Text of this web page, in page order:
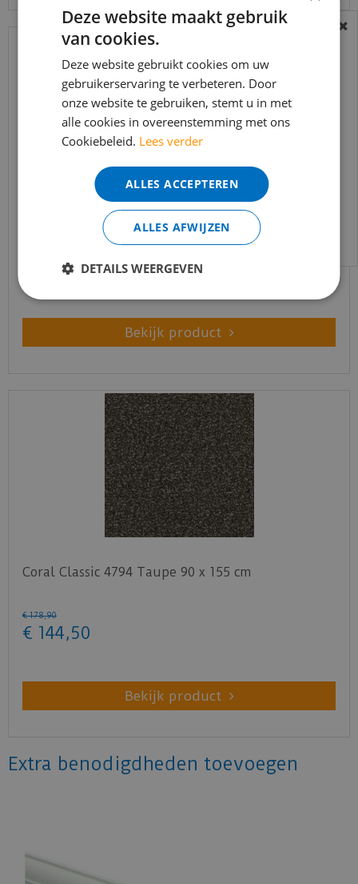
Coral Classic 4750 Warm Black 90 x 155 cm
144,50
Bekijk product
Coral Classic 4794 Taupe 90 x 155 cm
€ 178,90
€ 144,50
Bekijk product
Extra benodigdheden toevoegen
BEREIKBAARHEID
In verband met de vakantie periode zijn wij
t/m 14 augustus telefonisch helaas niet
bereikbaar.
Bestelling worden uiteraard verwerkt
echter iets minder snel dan wat je van ons
gewend bent.
Voor vragen kan je ons bereiken via
info@merkvloerenwinkel.nl
Deze website maakt gebruik
van cookies.
Deze website gebruikt cookies om uw
gebruikerservaring te verbeteren. Door
onze website te gebruiken, stemt u in met
alle cookies in overeenstemming met ons
Cookiebeleid. Lees verder
ALLES ACCEPTEREN
ALLES AFWIJZEN
DETAILS WEERGEVEN